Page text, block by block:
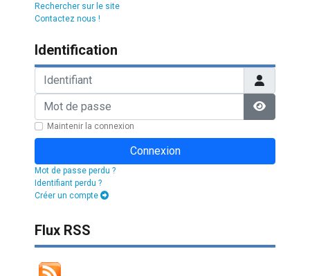
Rechercher sur le site
Contactez nous !
Identification
Identifiant
Mot de passe
Afficher
Maintenir la connexion
Connexion
Mot de passe perdu ?
Identifiant perdu ?
Créer un compte
Flux RSS